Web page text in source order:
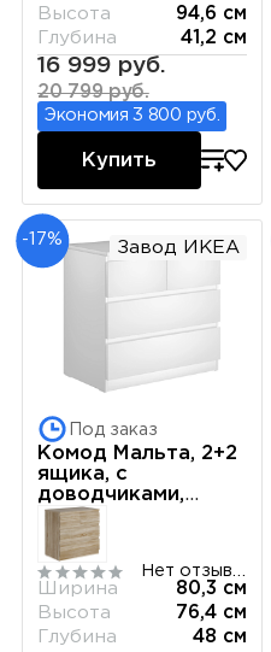
Высота
94,6 см
Глубина
41,2 см
16 999 руб.
20 799 руб.
Экономия 3 800 руб.
Купить
-17% Завод ИКЕА
Под заказ
Комод Мальта, 2+2
ящика, с
доводчиками,
80х48х76 см,
белый
Ширина
80,3 см
Высота
76,4 см
Глубина
48 см